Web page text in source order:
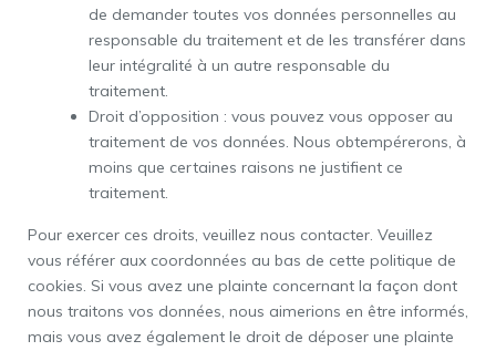
de demander toutes vos données personnelles au
responsable du traitement et de les transférer dans
leur intégralité à un autre responsable du
traitement.
Droit d’opposition : vous pouvez vous opposer au
traitement de vos données. Nous obtempérerons, à
moins que certaines raisons ne justifient ce
traitement.
Pour exercer ces droits, veuillez nous contacter. Veuillez
vous référer aux coordonnées au bas de cette politique de
cookies. Si vous avez une plainte concernant la façon dont
nous traitons vos données, nous aimerions en être informés,
mais vous avez également le droit de déposer une plainte